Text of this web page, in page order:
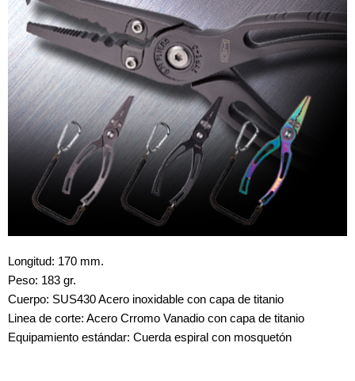
Longitud: 170 mm.
Peso: 183 gr.
Cuerpo: SUS430 Acero inoxidable con capa de titanio
Linea de corte: Acero Crromo Vanadio con capa de titanio
Equipamiento estándar: Cuerda espiral con mosquetón